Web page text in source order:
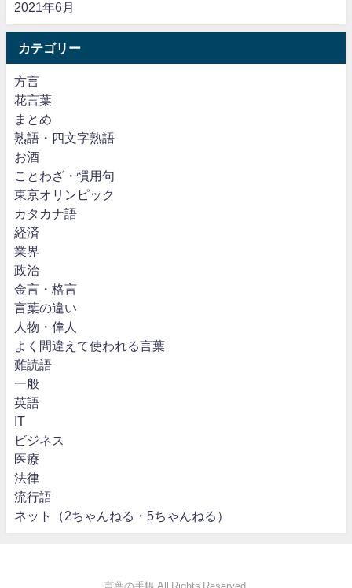
2021年6月
カテゴリー
方言
花言葉
まとめ
熟語・四文字熟語
お酒
ことわざ・慣用句
東京オリンピック
カタカナ語
経済
業界
政治
金言・格言
言葉の違い
人物・偉人
よく間違えて使われる言葉
難読語
一般
英語
IT
ビジネス
医療
法律
流行語
ネット（2ちゃんねる・5ちゃんねる）